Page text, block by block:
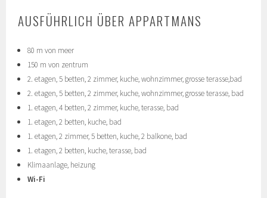
AUSFÜHRLICH ÜBER APPARTMANS
80 m von meer
150 m von zentrum
2. etagen, 5 betten, 2 zimmer, kuche, wohnzimmer, grosse terasse,bad
2. etagen, 5 betten, 2 zimmer, kuche, wohnzimmer, grosse terasse, bad
1. etagen, 4 betten, 2 zimmer, kuche, terasse, bad
1. etagen, 2 betten, kuche, bad
1. etagen, 2 zimmer, 5 betten, kuche, 2 balkone, bad
1. etagen, 2 betten, kuche, terasse, bad
Klimaanlage, heizung
Wi-Fi